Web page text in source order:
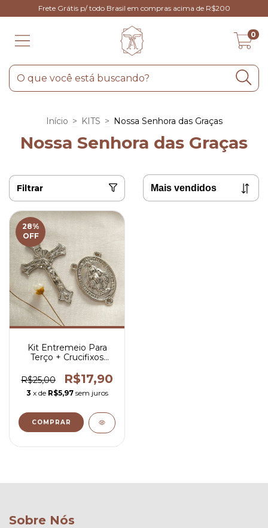
Frete Grátis p/ todo Brasil em compras acima de R$200
0
Início > KITS > Nossa Senhora das Graças
Nossa Senhora das Graças
Filtrar
28%
OFF
Kit Entremeio Para
Terço + Crucifixos
Graças
R$25,00 R$17,90
3 x de R$5,97 sem juros
COMPRAR
Sobre Nós